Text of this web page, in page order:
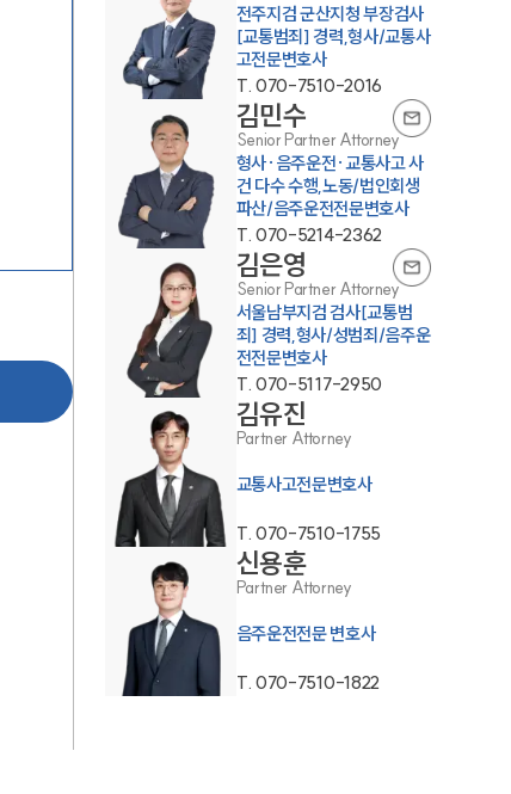
팀소개
팀소개
대륜의 강점
오시는 길
글로벌 파트너 로펌
고객의 소리
통합검색
AI대륜
업무사례
전주지검 군산지청 부장검사
[교통범죄] 경력,형사/교통사
고전문변호사
T. 070-7510-2016
김민수
Senior Partner Attorney
형사·음주운전·교통사고 사
건 다수 수행,노동/법인회생
파산/음주운전전문변호사
T. 070-5214-2362
김은영
Senior Partner Attorney
서울남부지검 검사[교통범
죄] 경력,형사/성범죄/음주운
전전문변호사
T. 070-5117-2950
김유진
Partner Attorney
교통사고전문변호사
T. 070-7510-1755
신용훈
Partner Attorney
음주운전전문 변호사
T. 070-7510-1822